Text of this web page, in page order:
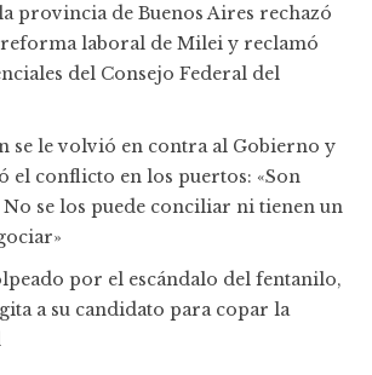
provincia de Buenos Aires rechazó
laboral de Milei y reclamó
del Consejo Federal del
se le volvió en contra al Gobierno y
el conflicto en los puertos: «Son
se los puede conciliar ni tienen un
por el escándalo del fentanilo,
a su candidato para copar la